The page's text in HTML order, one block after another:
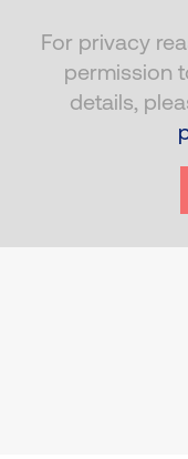
For privacy
permission
details,